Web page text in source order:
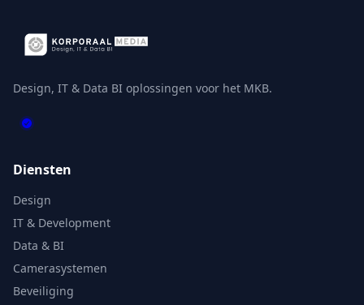
Design, IT & Data BI oplossingen voor het MKB.
Diensten
Design
IT & Development
Data & BI
Camerasystemen
Beveiliging